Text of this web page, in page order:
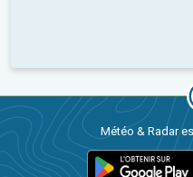
Météo & Radar